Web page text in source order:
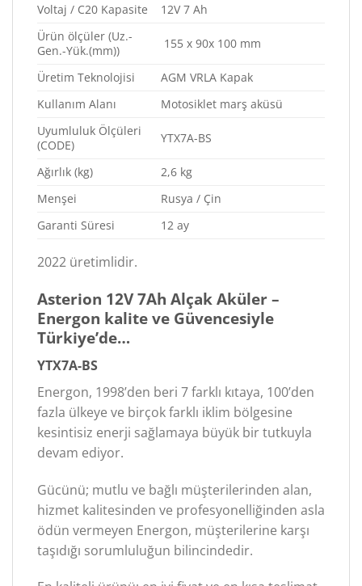
Voltaj / C20 Kapasite
12V 7 Ah
Ürün ölçüler (Uz.-
Gen.-Yük.(mm))
155 x 90x 100 mm
Üretim Teknolojisi
AGM VRLA Kapak
Kullanım Alanı
Motosiklet marş aküsü
Uyumluluk Ölçüleri
(CODE)
YTX7A-BS
Ağırlık (kg)
2,6 kg
Menşei
Rusya / Çin
Garanti Süresi
12 ay
2022 üretimlidir.
Asterion 12V 7Ah Alçak Aküler –
Energon kalite ve Güvencesiyle
Türkiye’de…
YTX7A-BS
Energon, 1998’den beri 7 farklı kıtaya, 100’den
fazla ülkeye ve birçok farklı iklim bölgesine
kesintisiz enerji sağlamaya büyük bir tutkuyla
devam ediyor.
Gücünü; mutlu ve bağlı müşterilerinden alan,
hizmet kalitesinden ve profesyonelliğinden asla
ödün vermeyen Energon, müşterilerine karşı
taşıdığı sorumluluğun bilincindedir.